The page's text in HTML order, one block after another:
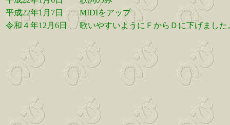
平成22年1月7日
MIDIをアップ
令和４年12月6日
歌いやすいようにＦからＤに下げました